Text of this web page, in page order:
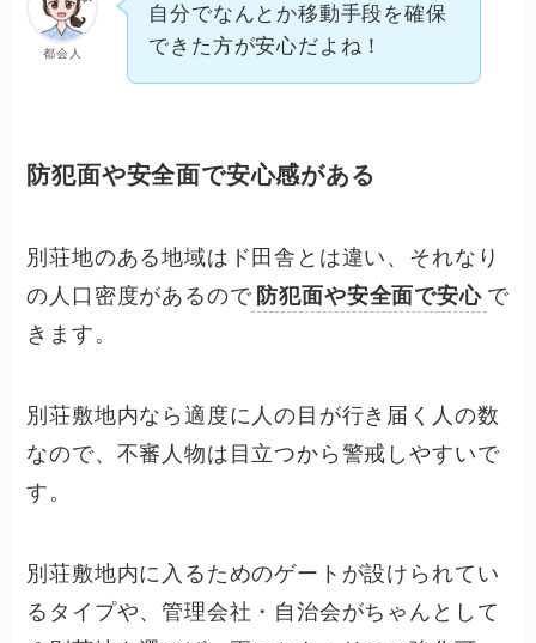
都会人
自分でなんとか移動手段を確保
できた方が安心だよね！
防犯面や安全面で安心感がある
別荘地のある地域はド田舎とは違い、それなり
の人口密度があるので 防犯面や安全面で安心 で
きます。
別荘敷地内なら適度に人の目が行き届く人の数
なので、不審人物は目立つから警戒しやすいで
す。
別荘敷地内に入るためのゲートが設けられてい
るタイプや、管理会社・自治会がちゃんとして